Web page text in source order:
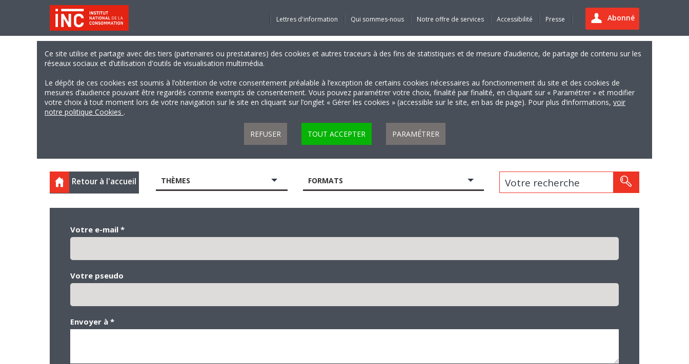
Abonné
Lettres d'information Qui sommes-nous Notre offre de services Accessibilité Presse
Ce site utilise et partage avec des tiers (partenaires ou prestataires) des cookies et autres traceurs à des fins de statistiques et de mesure d’audience, de partage de contenu sur les
réseaux sociaux et d’utilisation d'outils de visualisation multimédia.
Le dépôt de ces cookies est soumis à l’obtention de votre consentement préalable à l’exception de certains cookies nécessaires au fonctionnement du site et des cookies de
mesures d’audience pouvant être regardés comme exempts de consentement. Vous pouvez paramétrer votre choix, finalité par finalité, en cliquant sur « Paramétrer » et modifier
votre choix à tout moment lors de votre navigation sur le site en cliquant sur l’onglet « Gérer les cookies » (accessible sur le site, en bas de page). Pour plus d’informations, voir
notre politique Cookies .
REFUSER TOUT ACCEPTER PARAMÉTRER
Retour à l'accueil THÈMES FORMATS Votre recherche
Votre e-mail *
Votre pseudo
Envoyer à *